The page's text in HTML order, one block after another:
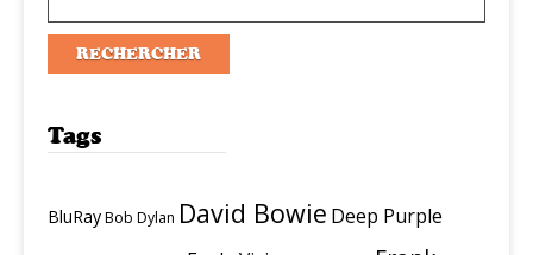
Tags
BluRayBob Dylan David Bowie Deep Purple